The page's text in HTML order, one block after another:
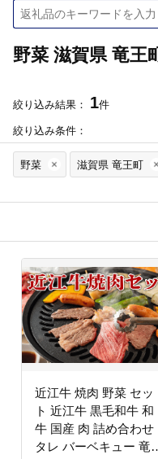
野菜 滋賀県 竜王
絞り込み結果： 1件
絞り込み条件：
野菜 滋賀県 竜王町
近江牛 焼肉 野菜 セッ
ト 近江牛 黒毛和牛 和
牛 国産 肉 詰め合わせ
タレ バーベキュー 竜